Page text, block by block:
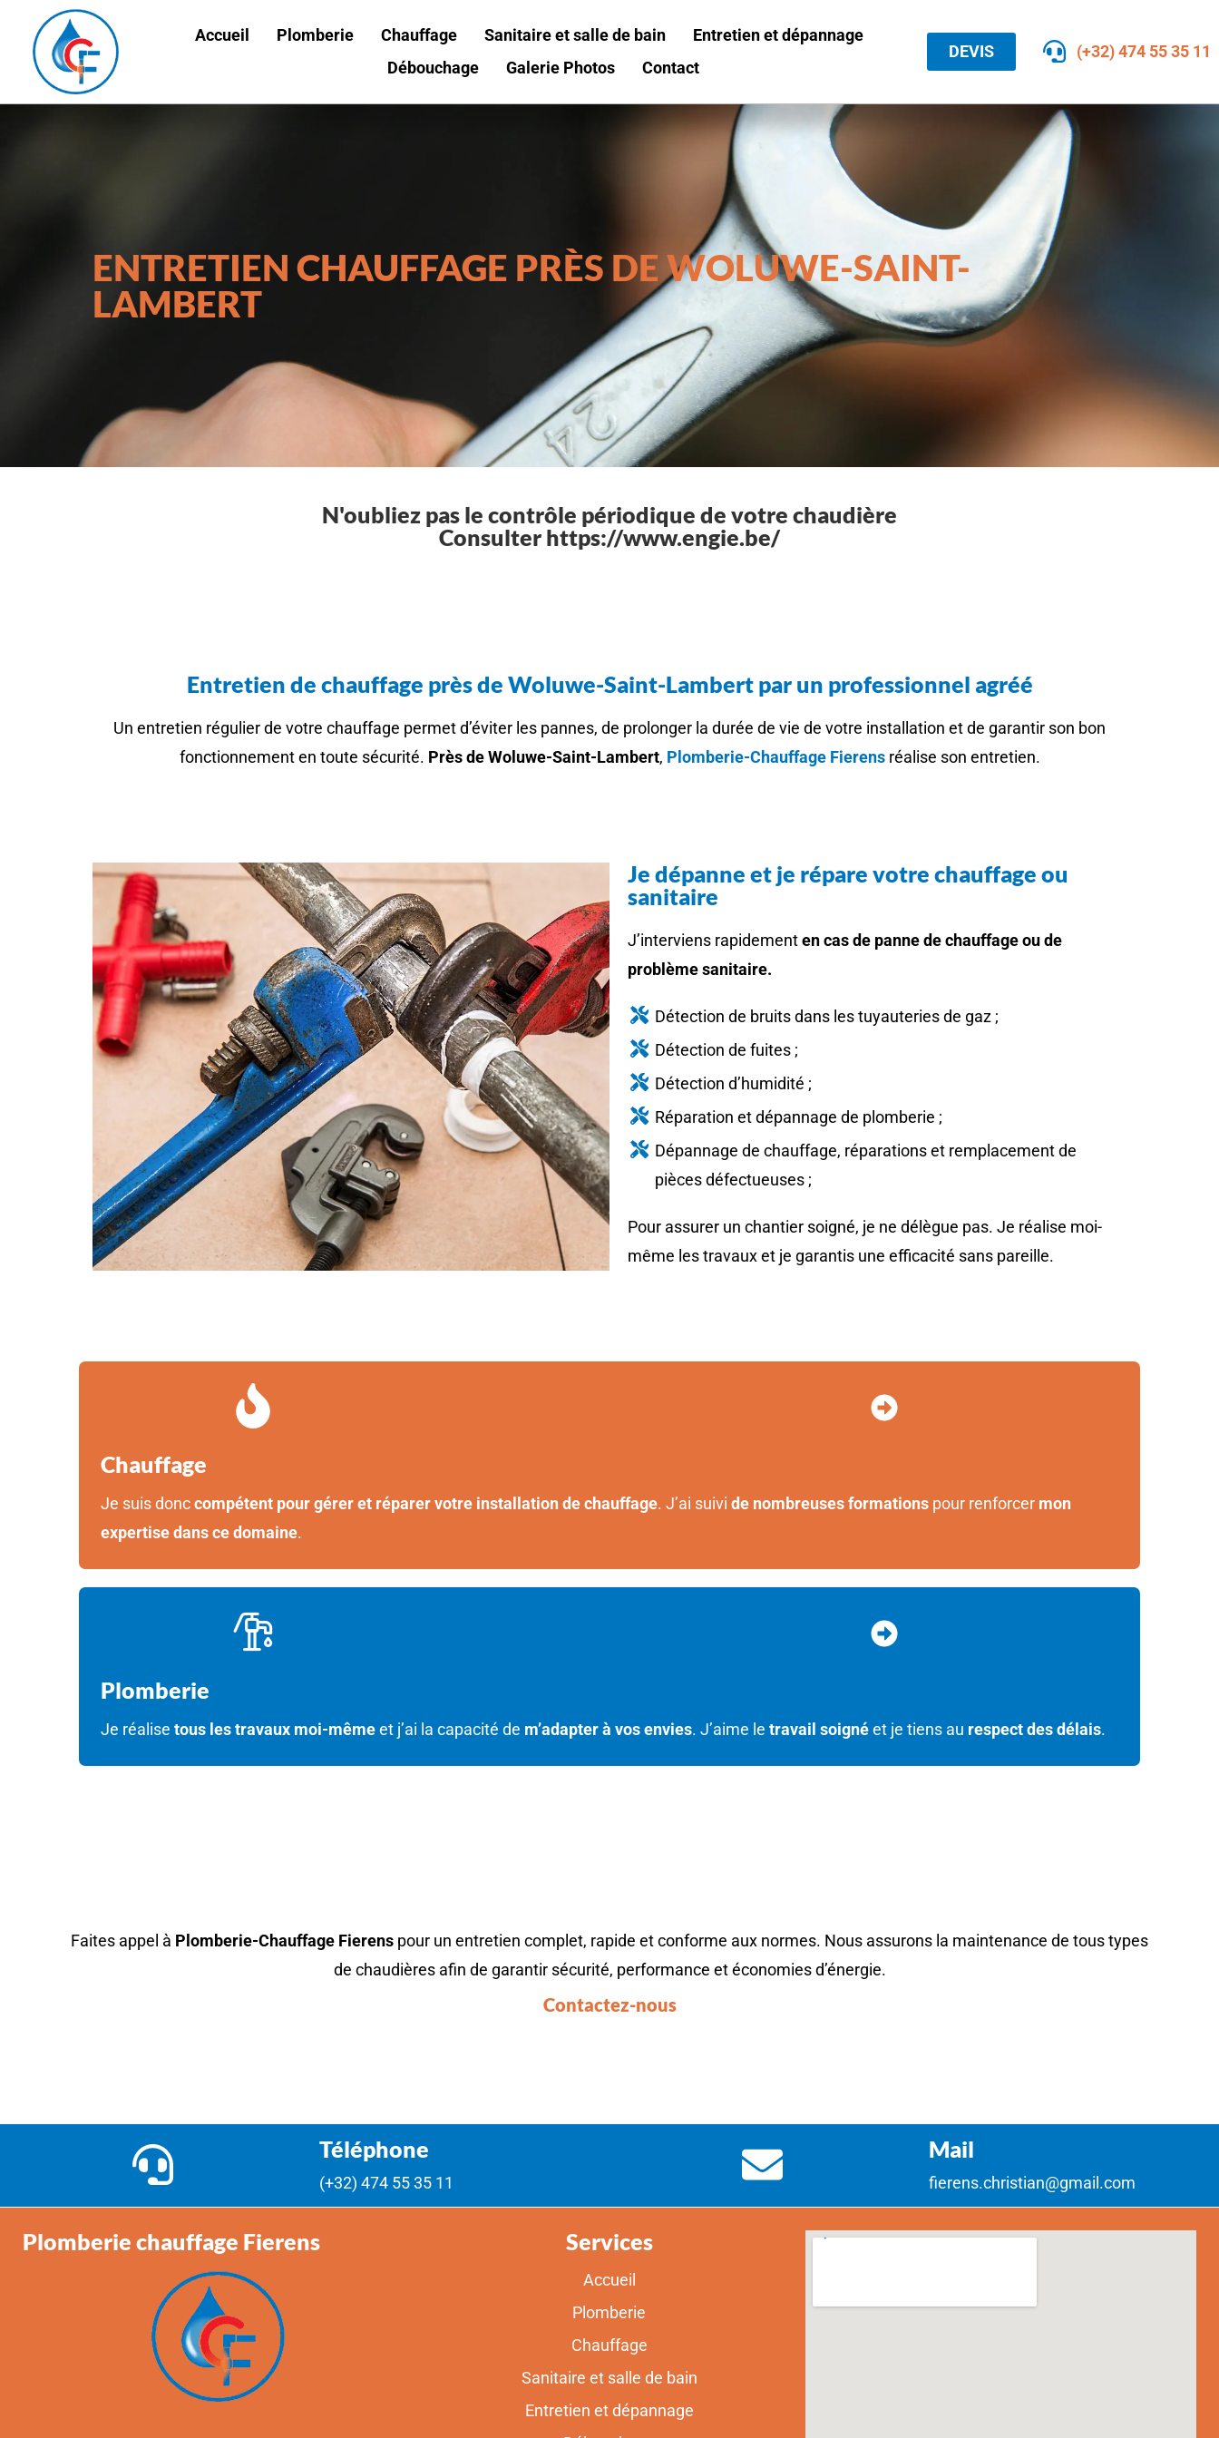
Accueil Plomberie Chauffage Sanitaire et salle de bain
Entretien et dépannage
Débouchage
Galerie Photos Contact
DEVIS (+32) 474 55 35 11
ENTRETIEN CHAUFFAGE PRÈS DE WOLUWE-SAINT-
LAMBERT
N'oubliez pas le contrôle périodique de votre chaudière
Consulter https://www.engie.be/
Entretien de chauffage près de Woluwe-Saint-Lambert par un professionnel agréé
Un entretien régulier de votre chauffage permet d’éviter les pannes, de prolonger la durée de vie de votre installation et de garantir son bon
fonctionnement en toute sécurité. Près de Woluwe-Saint-Lambert, Plomberie-Chauffage Fierensréalise son entretien.
Je dépanne et je répare votre chauffage ou
sanitaire
J’interviens rapidementen cas de panne de chauffage ou de
problème sanitaire.
Détection de bruits dans les tuyauteries de gaz ;
Détection de fuites ;
Détection d’humidité ;
Réparation et dépannage de plomberie ;
Dépannage de chauffage, réparations et remplacement de
pièces défectueuses ;
Pour assurer un chantier soigné, je ne délègue pas. Je réalise moi-
même les travaux et je garantis une efficacité sans pareille.
Chauffage
Je suis donccompétent pour gérer et réparer votre installation de chauffage. J’ai suivi de nombreuses formations pour renforcer mon
expertise dans ce domaine.
Plomberie
Je réalise tous les travaux moi-mêmeet j’ai la capacité de m’adapter à vos envies. J’aime le travail soignéet je tiens au respect des délais.
Faites appel à Plomberie-Chauffage Fierens pour un entretien complet, rapide et conforme aux normes. Nous assurons la maintenance de tous types
de chaudières afin de garantir sécurité, performance et économies d’énergie.
Contactez-nous
Téléphone
(+32) 474 55 35 11
Mail
fierens.christian@gmail.com
Plomberie chauffage Fierens Services
Accueil
Plomberie
Chauffage
Sanitaire et salle de bain
Entretien et dépannage